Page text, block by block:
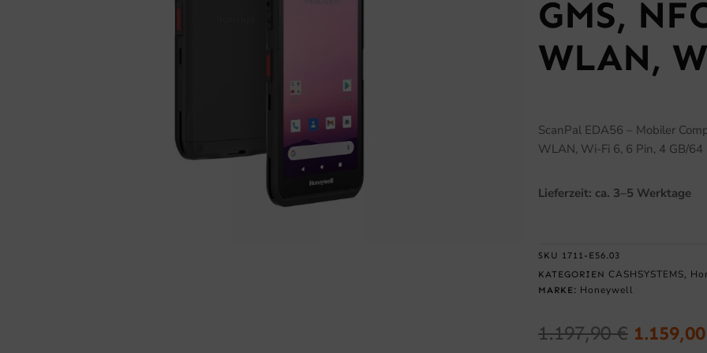
GMS,
WLAN,
ScanPal EDA56 – Mobiler
WLAN, Wi-Fi 6, 6 Pin, 4 GB/
Lieferzeit: ca. 3–5 Werktage
SKU 1711-E56.03
KATEGORIEN CASHSYSTEMS,
MARKE: Honeywell
1.197,90€